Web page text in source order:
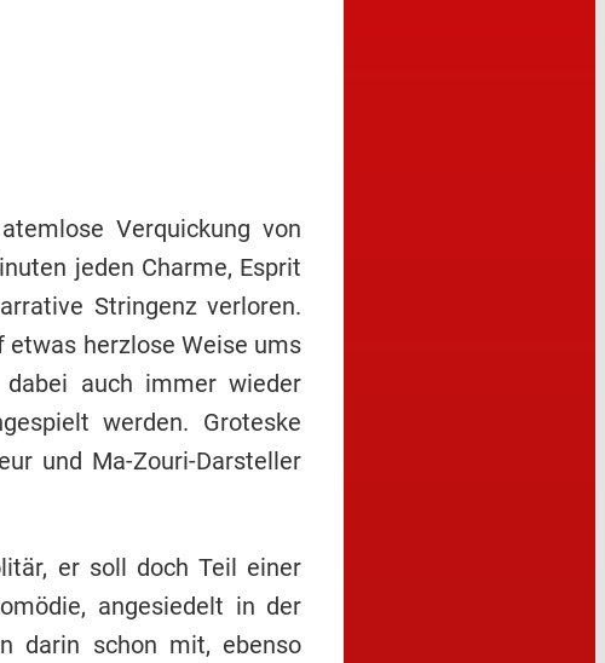
Verquickung von
jeden Charme, Esprit
Stringenz verloren.
etwas herzlose Weise ums
auch immer wieder
werden. Groteske
und Ma-Zouri-Darsteller
er soll doch Teil einer
angesiedelt in der
darin schon mit, ebenso